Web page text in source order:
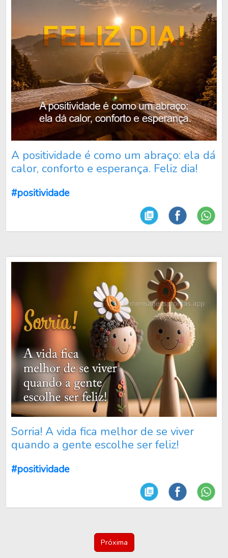
A positividade é como um abraço: ela dá
calor, conforto e esperança. Feliz dia!
#positividade
Sorria! A vida fica melhor de se viver
quando a gente escolhe ser feliz!
#positividade
Próxima